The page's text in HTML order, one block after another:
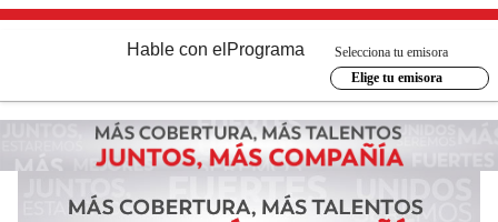
Hable con el Programa
Selecciona tu emisora
Elige tu emisora